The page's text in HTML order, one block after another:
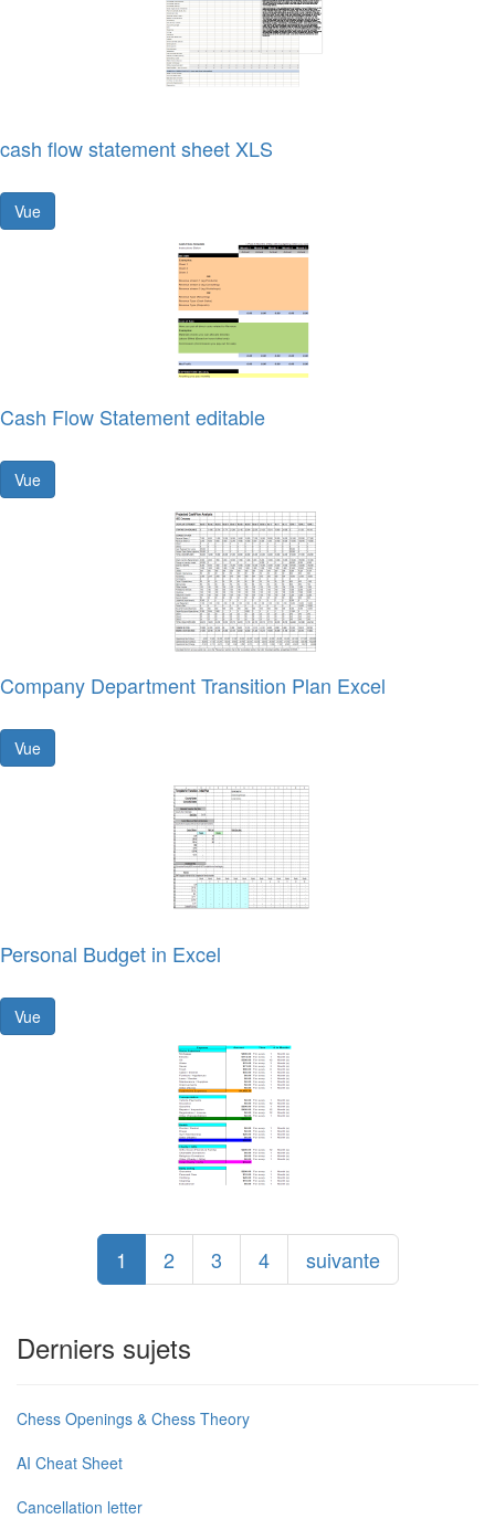
cash flow statement sheet XLS
Vue
Cash Flow Statement editable
Vue
Company Department Transition Plan Excel
Vue
Personal Budget in Excel
Vue
1 2 3 4 suivante
Derniers sujets
Chess Openings & Chess Theory
AI Cheat Sheet
Cancellation letter